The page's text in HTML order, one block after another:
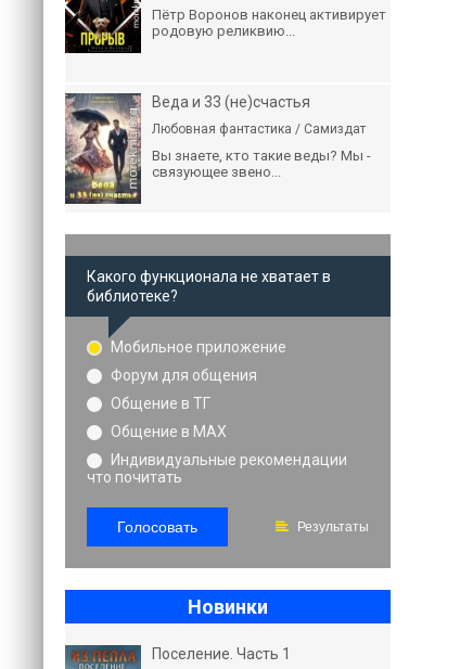
Пётр Воронов наконец активирует
родовую реликвию...
Веда и 33 (не)счастья
Любовная фантастика / Самиздат
Вы знаете, кто такие веды? Мы -
связующее звено...
Какого функционала не хватает в
библиотеке?
Мобильное приложение
Форум для общения
Общение в ТГ
Общение в MAX
Индивидуальные рекомендации
что почитать
Голосовать Результаты
Новинки
Поселение. Часть 1